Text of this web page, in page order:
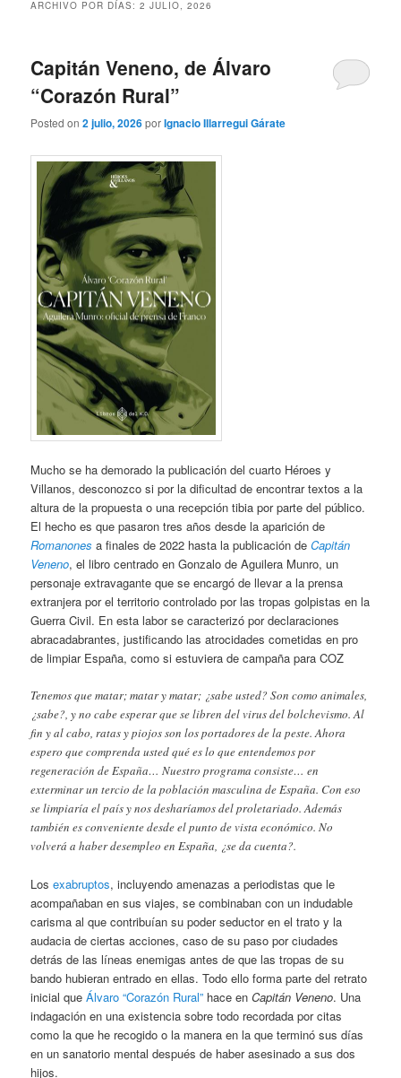
ARCHIVO POR DÍAS:2 JULIO, 2026
Capitán Veneno, de Álvaro
“Corazón Rural”
Posted on2 julio, 2026porIgnacio Illarregui Gárate
Mucho se ha demorado la publicación del cuarto Héroes y
Villanos, desconozco si por la dificultad de encontrar textos a la
altura de la propuesta o una recepción tibia por parte del público.
El hecho es que pasaron tres años desde la aparición de
Romanones a finales de 2022 hasta la publicación deCapitán
Veneno, el libro centrado en Gonzalo de Aguilera Munro, un
personaje extravagante que se encargó de llevar a la prensa
extranjera por el territorio controlado por las tropas golpistas en la
Guerra Civil. En esta labor se caracterizó por declaraciones
abracadabrantes, justificando las atrocidades cometidas en pro
de limpiar España, como si estuviera de campaña para COZ
Tenemos que matar; matar y matar; ¿sabe usted? Son como animales,
¿sabe?, y no cabe esperar que se libren del virus del bolchevismo. Al
fin y al cabo, ratas y piojos son los portadores de la peste. Ahora
espero que comprenda usted qué es lo que entendemos por
regeneración de España… Nuestro programa consiste… en
exterminar un tercio de la población masculina de España. Con eso
se limpiaría el país y nos desharíamos del proletariado. Además
también es conveniente desde el punto de vista económico. No
volverá a haber desempleo en España, ¿se da cuenta?.
Losexabruptos, incluyendo amenazas a periodistas que le
acompañaban en sus viajes, se combinaban con un indudable
carisma al que contribuían su poder seductor en el trato y la
audacia de ciertas acciones, caso de su paso por ciudades
detrás de las líneas enemigas antes de que las tropas de su
bando hubieran entrado en ellas. Todo ello forma parte del retrato
inicial queÁlvaro “Corazón Rural” hace enCapitán Veneno. Una
indagación en una existencia sobre todo recordada por citas
como la que he recogido o la manera en la que terminó sus días
en un sanatorio mental después de haber asesinado a sus dos
hijos.